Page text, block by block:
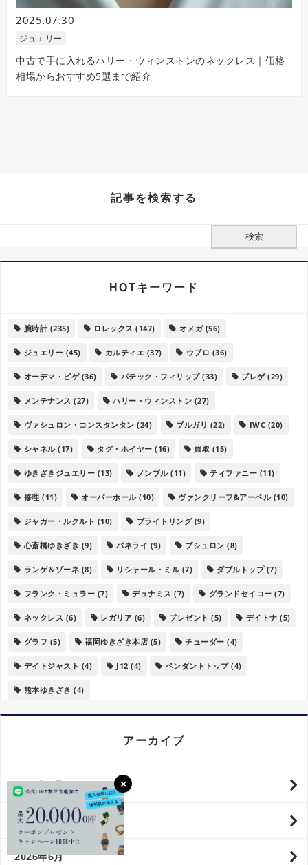
2025.07.30
ジュエリー
中古で手に入れるハリー・ウィンストンのネックレス｜価格
相場からおすすめ5選まで紹介
記事を検索する
HOTキーワード
腕時計(235) ロレックス (147) オメガ(56)
ジュエリー (45) カルティエ (37) ウブロ (36)
オーデマ・ピゲ(36) パテック・フィリップ(33) ブレゲ(29)
メンテナンス (27) ハリー・ウィンストン (27)
ヴァシュロン・コンスタンタン (24) ブルガリ (22) IWC (20)
シャネル(17) タグ・ホイヤー (16) 買取 (15)
ゆきざきジュエリー (13) ノンブル(11) ティファニー (11)
修理 (11) オーバーホール(10) ヴァンクリーフ&アーペル(10)
ジャガー・ルクルト (10) ブライトリング(9)
心斎橋ゆきざき (9) パネライ (9) ブシュロン (8)
ランゲ＆ゾーネ (8) リシャール・ミル(7) ダブルトップ(7)
フランク・ミュラー (7) デュナミス (7) グランドセイコー (7)
ネックレス (6) レガリア (6) プレゼント (5) デイトナ (5)
グラフ (5) 福岡ゆきざき本店 (5) チューダー (4)
デイトジャスト (4) J12 (4) ペンダントトップ(4)
熊本ゆきざき (4)
アーカイブ
2026年8月
2026年7月
2026年6月